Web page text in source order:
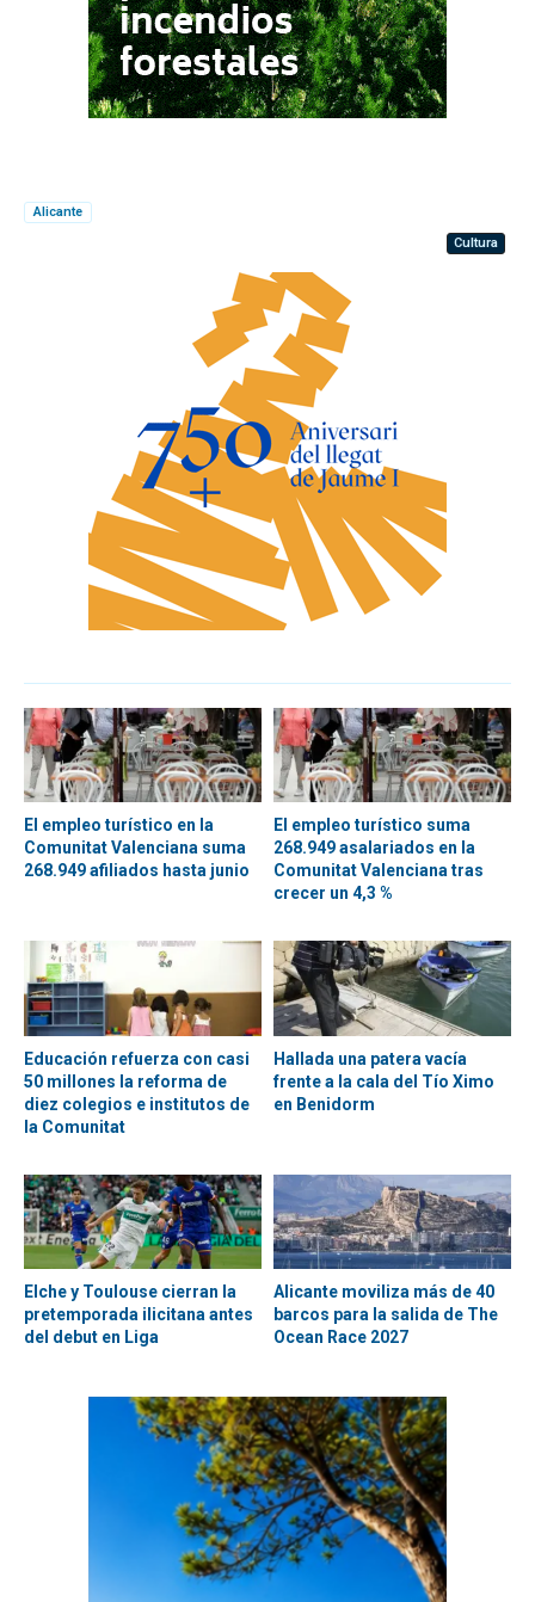
Alicante
Cultura
El empleo turístico en la
Comunitat Valenciana suma
268.949 afiliados hasta junio
El empleo turístico suma
268.949 asalariados en la
Comunitat Valenciana tras
crecer un 4,3 %
Educación refuerza con casi
50 millones la reforma de
diez colegios e institutos de
la Comunitat
Hallada una patera vacía
frente a la cala del Tío Ximo
en Benidorm
Elche y Toulouse cierran la
pretemporada ilicitana antes
del debut en Liga
Alicante moviliza más de 40
barcos para la salida de The
Ocean Race 2027